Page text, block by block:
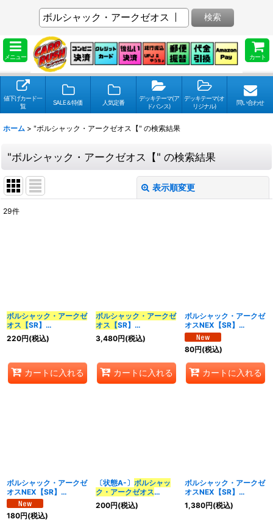
メニュー カート
検索
値下げカード一
覧
SALE＆特価 人気定番
デッキテーマ(ア
ドバンス)
デッキテーマ(オ
リジナル)
問い合わせ
ホーム > "ボルシャック・アークゼオス【" の検索結果
"ボルシャック・アークゼオス【" の検索結果
表示順変更
検索キーワードをお願い致します
カテゴリ
特集:
29件
ボルシャック・アークゼ
オス【SR】
{24EX15/89}《火》
220円(税込)
カートに入れる
ボルシャック・アークゼ
オス【SR】
{23RP19B/22}《火》
3,480円(税込)
カートに入れる
ボルシャック・アークゼ
オスNEX【SR】
{26EX23/89}《光》
80円(税込)
カートに入れる
ボルシャック・アークゼ
オスNEX【SR】
{26EX35/100}《光》
180円(税込)
〔状態A-〕 ボルシャッ
ク・アークゼオス
【SR】{24EX15/89}
《火》
200円(税込)
ボルシャック・アークゼ
オスNEX【SR】
{23RP33B/22}《光》
1,380円(税込)